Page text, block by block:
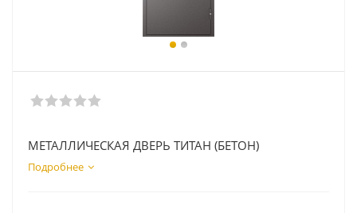
МЕТАЛЛИЧЕСКАЯ ДВЕРЬ ТИТАН (БЕТОН)
Подробнее